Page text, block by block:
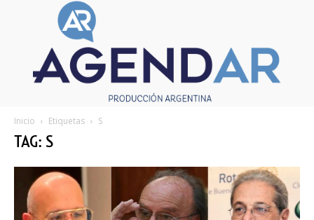
Inicio Etiquetas S
TAG: S